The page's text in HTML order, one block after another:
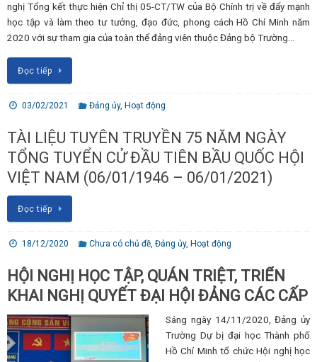
nghị Tổng kết thực hiện Chỉ thị 05-CT/TW của Bộ Chính trị về đẩy mạnh
học tập và làm theo tư tưởng, đạo đức, phong cách Hồ Chí Minh năm
2020 với sự tham gia của toàn thể đảng viên thuộc Đảng bộ Trường…
Đọc tiếp
03/02/2021 Đảng ủy,Hoạt động
TÀI LIỆU TUYÊN TRUYỀN 75 NĂM NGÀY
TỔNG TUYỂN CỬ ĐẦU TIÊN BẦU QUỐC HỘI
VIỆT NAM (06/01/1946 – 06/01/2021)
Đọc tiếp
18/12/2020 Chưa có chủ đề,Đảng ủy,Hoạt động
HỘI NGHỊ HỌC TẬP, QUÁN TRIỆT, TRIỂN
KHAI NGHỊ QUYẾT ĐẠI HỘI ĐẢNG CÁC CẤP
Sáng ngày 14/11/2020, Đảng ủy
Trường Dự bị đại học Thành phố
Hồ Chí Minh tổ chức Hội nghị học